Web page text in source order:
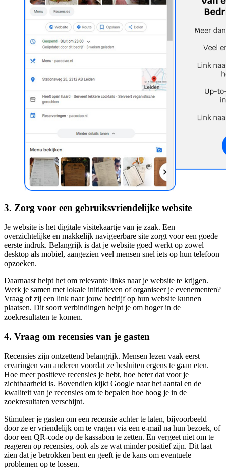
3. Zorg voor een gebruiksvriendelijke website
Je website is het digitale visitekaartje van je zaak. Een
overzichtelijke en makkelijk navigeerbare site zorgt voor een goede
eerste indruk. Belangrijk is dat je website goed werkt op zowel
desktop als mobiel, aangezien veel mensen snel iets op hun telefoon
opzoeken.
Daarnaast helpt het om relevante links naar je website te krijgen.
Werk je samen met lokale initiatieven of organiseer je evenementen?
Vraag of zij een link naar jouw bedrijf op hun website kunnen
plaatsen. Dit soort verbindingen helpt je om hoger in de
zoekresultaten te komen.
4. Vraag om recensies van je gasten
Recensies zijn ontzettend belangrijk. Mensen lezen vaak eerst
ervaringen van anderen voordat ze besluiten ergens te gaan eten.
Hoe meer positieve recensies je hebt, hoe beter dat voor je
zichtbaarheid is. Bovendien kijkt Google naar het aantal en de
kwaliteit van je recensies om te bepalen hoe hoog je in de
zoekresultaten verschijnt.
Stimuleer je gasten om een recensie achter te laten, bijvoorbeeld
door ze er vriendelijk om te vragen via een e-mail na hun bezoek, of
door een QR-code op de kassabon te zetten. En vergeet niet om te
reageren op recensies, ook als ze wat minder positief zijn. Dit laat
zien dat je betrokken bent en geeft je de kans om eventuele
problemen op te lossen.